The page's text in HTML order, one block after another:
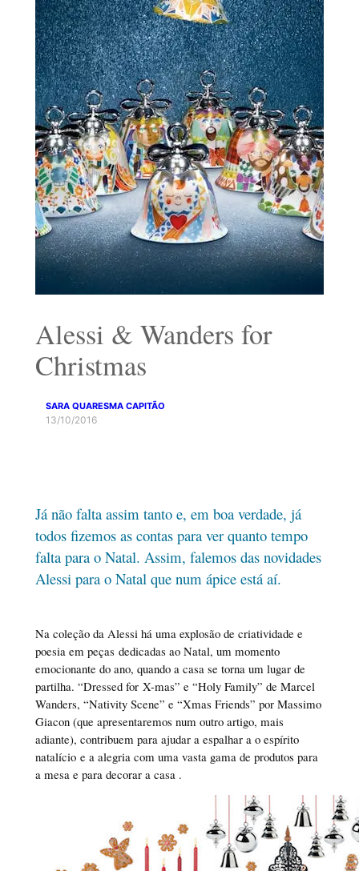
Alessi & Wanders for
Christmas
SARA QUARESMA CAPITÃO
13/10/2016
Já não falta assim tanto e, em boa verdade, já
todos fizemos as contas para ver quanto tempo
falta para o Natal. Assim, falemos das novidades
Alessi para o Natal que num ápice está aí.
Na coleção da Alessi há uma explosão de criatividade e
poesia em peças dedicadas ao Natal, um momento
emocionante do ano, quando a casa se torna um lugar de
partilha. “Dressed for X-mas” e “Holy Family” de Marcel
Wanders, “Nativity Scene” e “Xmas Friends” por Massimo
Giacon (que apresentaremos num outro artigo, mais
adiante), contribuem para ajudar a espalhar a o espírito
natalício e a alegria com uma vasta gama de produtos para
a mesa e para decorar a casa .